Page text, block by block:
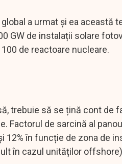
a urmat și ea această
GW de instalații solare
de reactoare nucleare.
trebuie să se țină cont de
Factorul de sarcină al
în funcție de zona de
în cazul unităților